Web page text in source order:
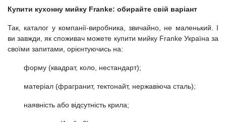
Купити кухонну мийку Franke: обирайте свій варіант
Так, каталог у компанії-виробника, звичайно, не маленький. І
ви завжди, як споживач можете купити мийку Franke Україна за
своїми запитами, орієнтуючись на:
форму (квадрат, коло, нестандарт);
матеріал (фрагранит, тектонайт, нержавіюча сталь);
наявність або відсутність крила;